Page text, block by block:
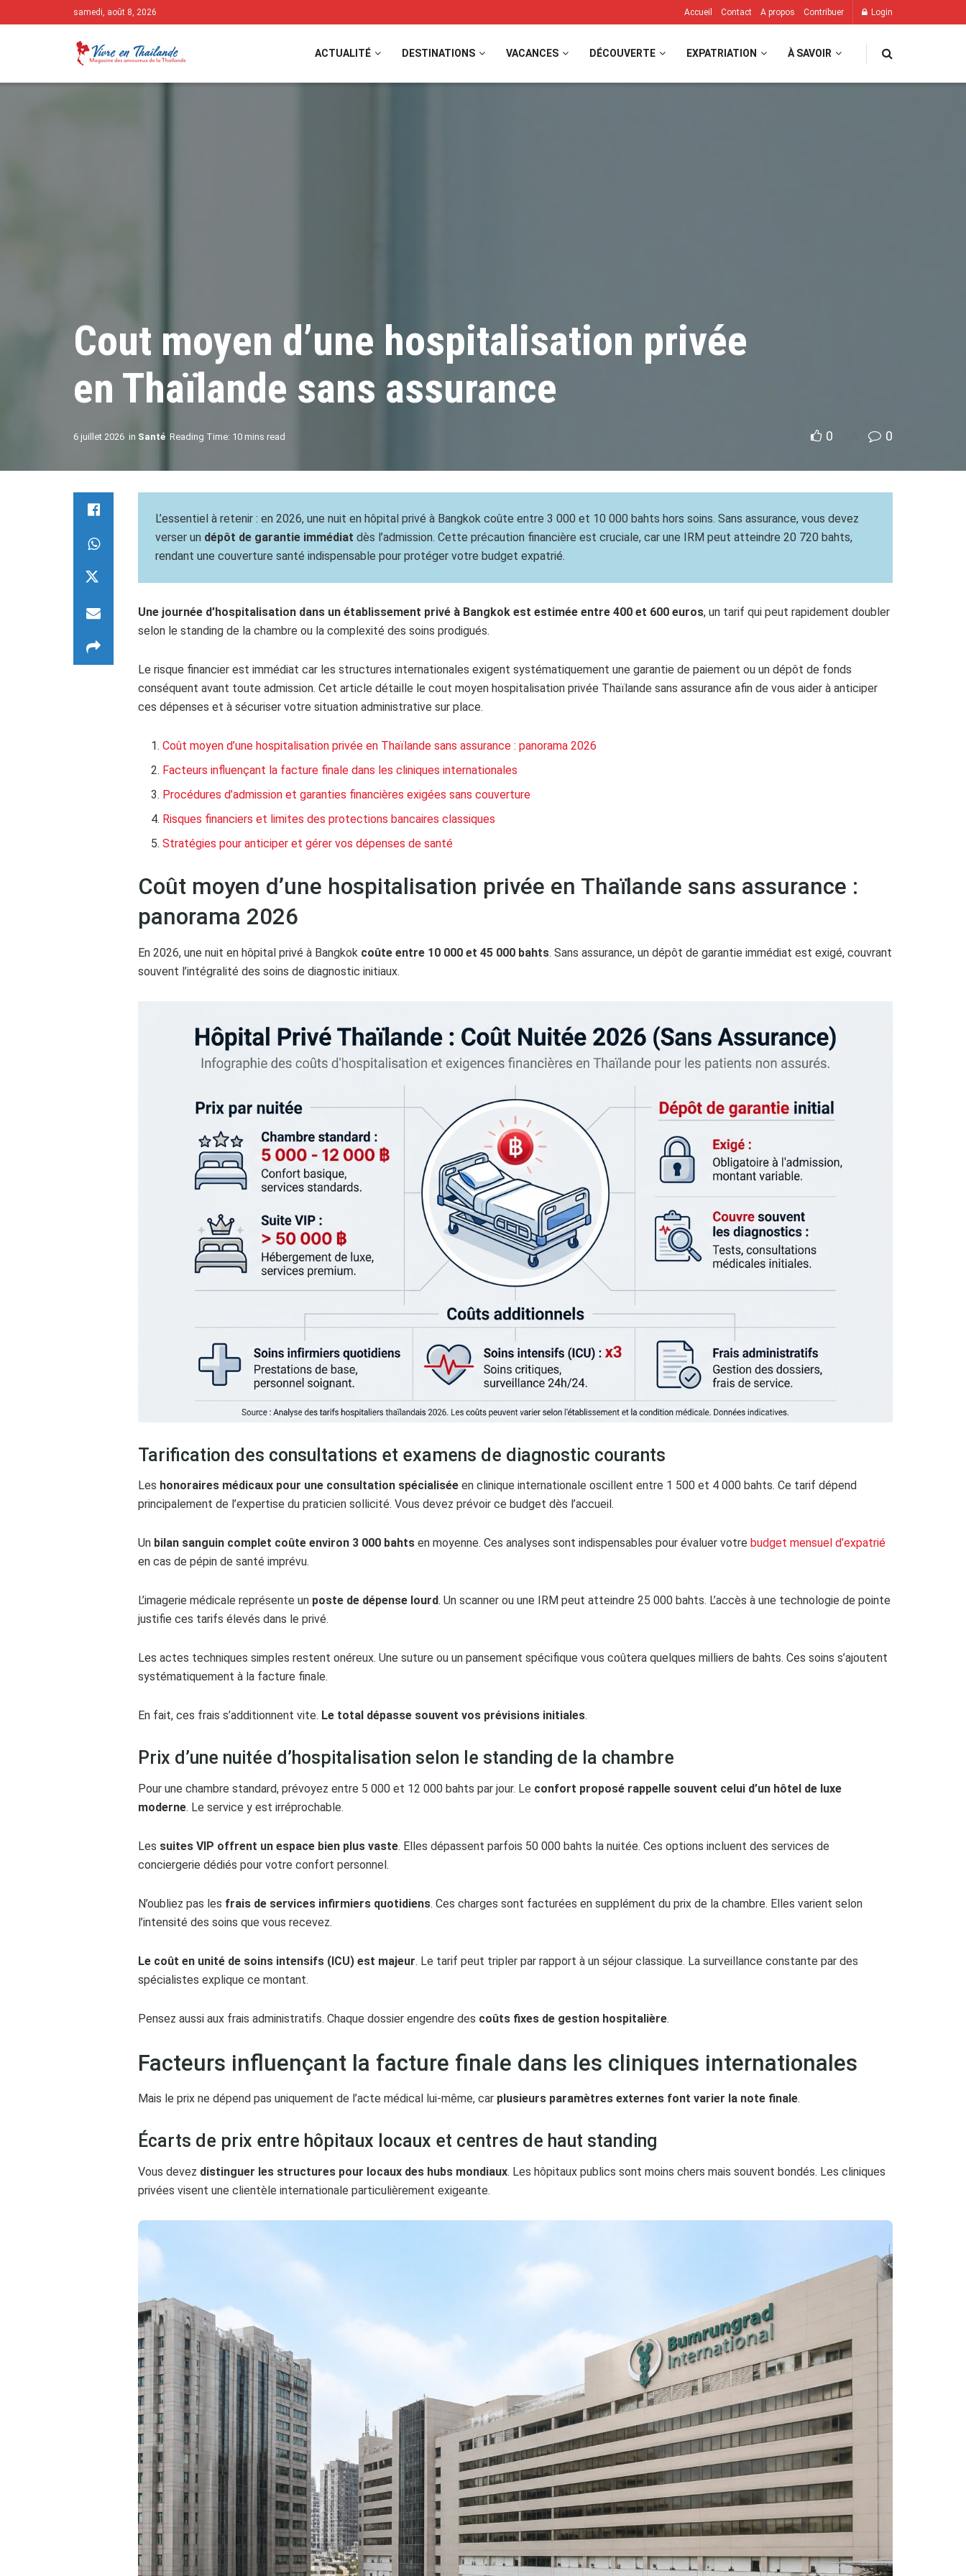
samedi, août 8, 2026 Accueil Contact A propos Contribuer Login
ACTUALITÉ DESTINATIONS VACANCES DÉCOUVERTE EXPATRIATION À SAVOIR
Cout moyen d’une hospitalisation privée
en Thaïlande sans assurance
6 juillet 2026 in Santé Reading Time: 10 mins read 0 0
L’essentiel à retenir : en 2026, une nuit en hôpital privé à Bangkok coûte entre 3 000 et 10 000 bahts hors soins. Sans assurance, vous devez
verser un dépôt de garantie immédiat dès l’admission. Cette précaution financière est cruciale, car une IRM peut atteindre 20 720 bahts,
rendant une couverture santé indispensable pour protéger votre budget expatrié.
Une journée d’hospitalisation dans un établissement privé à Bangkok est estimée entre 400 et 600 euros, un tarif qui peut rapidement doubler
selon le standing de la chambre ou la complexité des soins prodigués.
Le risque financier est immédiat car les structures internationales exigent systématiquement une garantie de paiement ou un dépôt de fonds
conséquent avant toute admission. Cet article détaille le cout moyen hospitalisation privée Thaïlande sans assurance afin de vous aider à anticiper
ces dépenses et à sécuriser votre situation administrative sur place.
Coût moyen d’une hospitalisation privée en Thaïlande sans assurance : panorama 2026
Facteurs influençant la facture finale dans les cliniques internationales
Procédures d’admission et garanties financières exigées sans couverture
Risques financiers et limites des protections bancaires classiques
Stratégies pour anticiper et gérer vos dépenses de santé
Coût moyen d’une hospitalisation privée en Thaïlande sans assurance :
panorama 2026
En 2026, une nuit en hôpital privé à Bangkok coûte entre 10 000 et 45 000 bahts. Sans assurance, un dépôt de garantie immédiat est exigé, couvrant
souvent l’intégralité des soins de diagnostic initiaux.
Tarification des consultations et examens de diagnostic courants
Les honoraires médicaux pour une consultation spécialisée en clinique internationale oscillent entre 1 500 et 4 000 bahts. Ce tarif dépend
principalement de l’expertise du praticien sollicité. Vous devez prévoir ce budget dès l’accueil.
Un bilan sanguin complet coûte environ 3 000 bahts en moyenne. Ces analyses sont indispensables pour évaluer votre budget mensuel d’expatrié
en cas de pépin de santé imprévu.
L’imagerie médicale représente un poste de dépense lourd. Un scanner ou une IRM peut atteindre 25 000 bahts. L’accès à une technologie de pointe
justifie ces tarifs élevés dans le privé.
Les actes techniques simples restent onéreux. Une suture ou un pansement spécifique vous coûtera quelques milliers de bahts. Ces soins s’ajoutent
systématiquement à la facture finale.
En fait, ces frais s’additionnent vite. Le total dépasse souvent vos prévisions initiales.
Prix d’une nuitée d’hospitalisation selon le standing de la chambre
Pour une chambre standard, prévoyez entre 5 000 et 12 000 bahts par jour. Le confort proposé rappelle souvent celui d’un hôtel de luxe
moderne. Le service y est irréprochable.
Les suites VIP offrent un espace bien plus vaste. Elles dépassent parfois 50 000 bahts la nuitée. Ces options incluent des services de
conciergerie dédiés pour votre confort personnel.
N’oubliez pas les frais de services infirmiers quotidiens. Ces charges sont facturées en supplément du prix de la chambre. Elles varient selon
l’intensité des soins que vous recevez.
Le coût en unité de soins intensifs (ICU) est majeur. Le tarif peut tripler par rapport à un séjour classique. La surveillance constante par des
spécialistes explique ce montant.
Pensez aussi aux frais administratifs. Chaque dossier engendre des coûts fixes de gestion hospitalière.
Facteurs influençant la facture finale dans les cliniques internationales
Mais le prix ne dépend pas uniquement de l’acte médical lui-même, car plusieurs paramètres externes font varier la note finale.
Écarts de prix entre hôpitaux locaux et centres de haut standing
Vous devez distinguer les structures pour locaux des hubs mondiaux. Les hôpitaux publics sont moins chers mais souvent bondés. Les cliniques
privées visent une clientèle internationale particulièrement exigeante.